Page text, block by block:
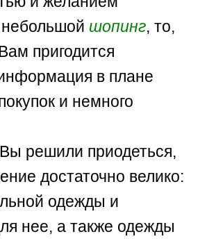
шопинг, то,
пригодится
в плане
и немного
решили приодеться,
достаточно велико:
одежды и
нее, а также одежды